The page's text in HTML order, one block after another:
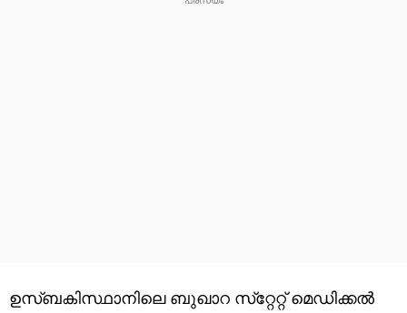
ഉസ്ബകിസ്ഥാനിലെ ബുഖാറ സ്‌റ്റേറ്റ് മെഡിക്കല്‍